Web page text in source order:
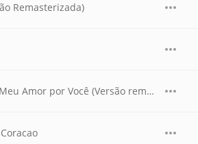
Remasterizada)
por Você (Versão remasterizada)